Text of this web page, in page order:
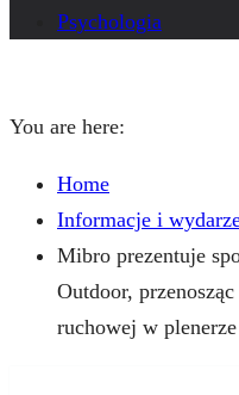
Psychologia
You are here:
Home
Informacje i
Mibro prezentuje
Outdoor,
ruchowej w